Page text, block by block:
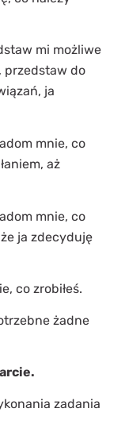
mi możliwe
przedstaw do
ja
mnie, co
aż
mnie, co
ja zdecyduję
co zrobiłeś.
żadne
zadania